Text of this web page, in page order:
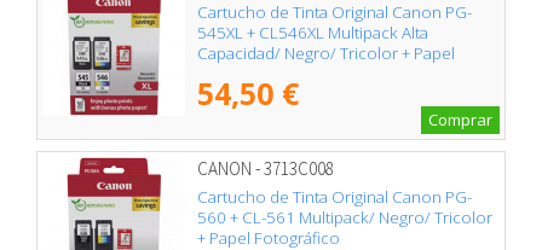
Cartucho de Tinta Original Canon PG-
545XL + CL546XL Multipack Alta
Capacidad/ Negro/ Tricolor + Papel
54,50 €
Comprar
CANON - 3713C008
Cartucho de Tinta Original Canon PG-
560 + CL-561 Multipack/ Negro/ Tricolor
+ Papel Fotográfico